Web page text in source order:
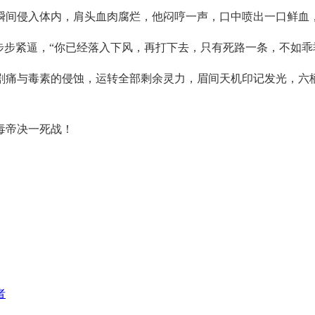
侵入体内，肩头血肉腐烂，他闷哼一声，口中喷出一口鲜
紧逼，“你已经落入下风，再打下去，只有死路一条，不如
与毒素的侵蚀，运转全部剩余灵力，眉间天机印记发光，
决一死战！